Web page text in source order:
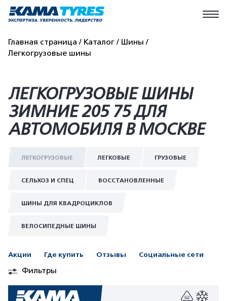
Главная страница Каталог
Шины
Легкогрузовые шины
ЛЕГКОГРУЗОВЫЕ ШИНЫ
ЗИМНИЕ 205 75 ДЛЯ
АВТОМОБИЛЯ В МОСКВЕ
ЛЕГКОГРУЗОВЫЕ ЛЕГКОВЫЕ ГРУЗОВЫЕ
СЕЛЬХОЗ И СПЕЦ ВОССТАНОВЛЕННЫЕ
ШИНЫ ДЛЯ КВАДРОЦИКЛОВ
ВЕЛОСИПЕДНЫЕ ШИНЫ
Акции Где купить Отзывы Социальные сети
Фильтры